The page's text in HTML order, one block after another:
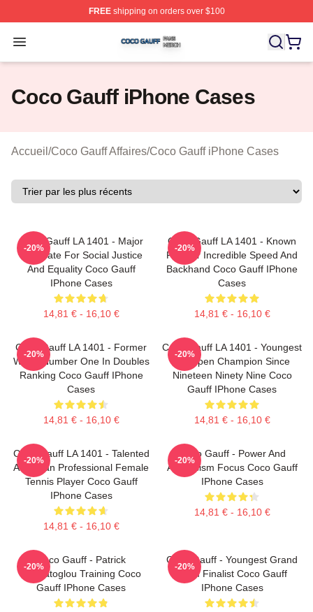
FREEshipping on orders over $100
Open menu
Coco Gauff Shop ⚡️ Officially Licensed Coco Gauff
Coco Gauff iPhone Cases
Accueil /Coco Gauff Affaires/Coco Gauff iPhone Cases
Coco Gauff LA 1401 - Major
Advocate For Social Justice
And Equality Coco Gauff
IPhone Cases
14,81 € - 16,10 €
-20%
Coco Gauff LA 1401 - Known
For Her Incredible Speed And
Backhand Coco Gauff IPhone
Cases
14,81 € - 16,10 €
-20%
Coco Gauff LA 1401 - Former
World Number One In Doubles
Ranking Coco Gauff IPhone
Cases
14,81 € - 16,10 €
-20%
Coco Gauff LA 1401 - Youngest
US Open Champion Since
Nineteen Ninety Nine Coco
Gauff IPhone Cases
14,81 € - 16,10 €
-20%
Coco Gauff LA 1401 - Talented
American Professional Female
Tennis Player Coco Gauff
IPhone Cases
14,81 € - 16,10 €
-20%
Coco Gauff - Power And
Athleticism Focus Coco Gauff
IPhone Cases
14,81 € - 16,10 €
-20%
Coco Gauff - Patrick
Mouratoglou Training Coco
Gauff IPhone Cases
-20%
Coco Gauff - Youngest Grand
Slam Finalist Coco Gauff
IPhone Cases
-20%